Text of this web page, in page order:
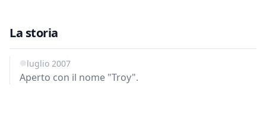
La storia
1 luglio 2007
Aperto con il nome "Troy".